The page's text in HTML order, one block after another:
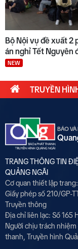
Bộ Nội vụ đề xuất 2
án nghỉ Tết Nguyên
NEW
TRUYỀN
BÁO VÀ
TRANG THÔNG TIN
QUẢNG NGÃI
Cơ quan thiết lập
Giấy phép số 210/GP-
Truyền thông
Địa chỉ liên lạc: Số 165
Người chịu trách
thanh, Truyền hình